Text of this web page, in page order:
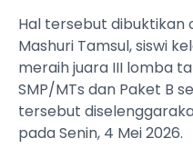
Hal tersebut dibuktikan
Mashuri Tamsul, siswi
meraih juara III lomba
SMP/MTs dan Paket B
tersebut
pada Senin, 4 Mei 2026.